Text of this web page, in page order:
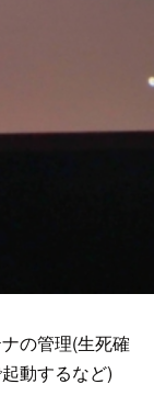
の管理(生死確
動するなど)